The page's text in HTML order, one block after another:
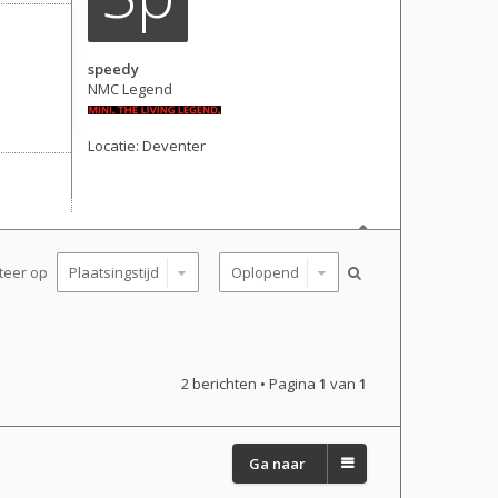
speedy
NMC Legend
Locatie: Deventer
op
2 berichten • Pagina 1 van 1
Ga naar